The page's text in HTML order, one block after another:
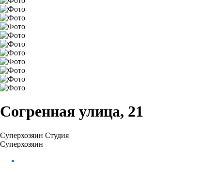
Согренная улица, 21
Суперхозяин Студия
Суперхозяин